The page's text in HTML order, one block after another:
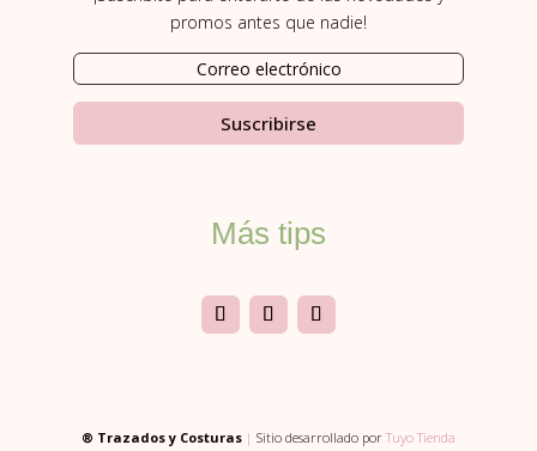
promos antes que nadie!
Suscribirse
Más tips
® Trazados y Costuras | Sitio desarrollado por Tuyo Tienda